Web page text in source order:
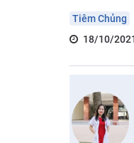
Tiêm Chủng
18/10/